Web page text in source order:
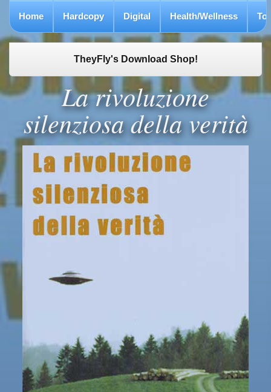
Home Hardcopy Digital Health/Wellness To
TheyFly's Download Shop!
La rivoluzione
silenziosa della verità